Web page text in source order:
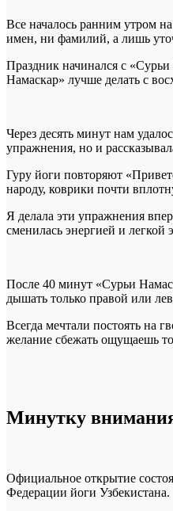
Все началось ранним утром
имен, ни фамилий, а лишь
Праздник начинался с
Намаскар» лучше делать с
Через десять минут нам
упражнения, но и
Гуру йоги повторяют
народу, коврики почти
Я делала эти упражнения
сменилась энергией и легкой
После 40 минут «Сурьи
дышать только правой или
Всегда мечтали постоять на
желание сбежать ощущаешь
Минутку
Официальное открытие
Федерации йоги Узбекистана.